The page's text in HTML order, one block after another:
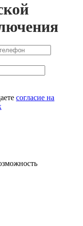
согласие на